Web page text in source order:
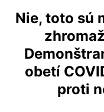
Nie, toto sú
obetí
proti